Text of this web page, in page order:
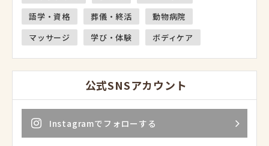
語学・資格
葬儀・終活
動物病院
マッサージ
学び・体験 ボディケア
公式SNSアカウント
Instagramでフォローする